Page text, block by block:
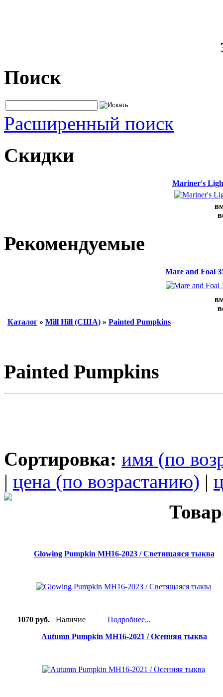
Поиск
Расширенный поиск
Скидки
Mariner's
Рекомендуемые
Mare and Foal
Каталог » Mill Hill (США) » Painted Pumpkins
Painted Pumpkins
Сортировка: имя (по
| цена (по возрастанию) |
Glowing Pumpkin MH16-2023 / Светящаяся тыква
1070 руб. Наличие
Подробнее...
Autumn Pumpkin MH16-2021 / Осенняя тыква